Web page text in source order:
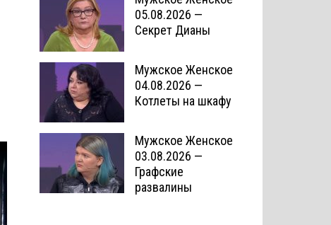
05.08.2026 —
Секрет Дианы
Мужское Женское
04.08.2026 —
Котлеты на шкафу
Мужское Женское
03.08.2026 —
Графские
развалины